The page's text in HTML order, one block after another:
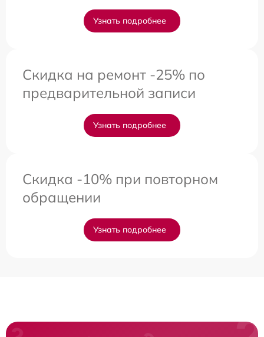
Узнать подробнее
Скидка на ремонт -25% по
предварительной записи
Узнать подробнее
Скидка -10% при повторном
обращении
Узнать подробнее